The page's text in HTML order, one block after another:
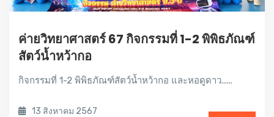
ค่ายวิทยาศาสตร์ 67 กิจกรรมที่ 1-2 พิพิธภัณฑ์
สัตว์น้ำหว้ากอ
กิจกรรมที่ 1-2 พิพิธภัณฑ์สัตว์น้ำหว้ากอ และหอดูดาว......
13 สิงหาคม 2567